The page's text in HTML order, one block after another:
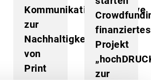
Kommunikationsoffensive
zur
Nachhaltigkeit
von
Print
finanziertes
Projekt
zur